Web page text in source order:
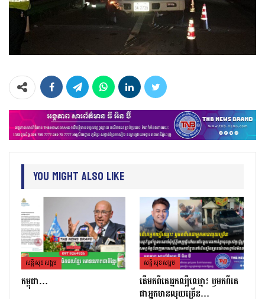
You Might Also Like
សន្តិសុខសង្គម
កម្ពុជា…
សន្តិសុខសង្គម
តេីមកពីគេអ្នកល្បីឈ្មោះ​ ឫមកពីគេ
ជាអ្នកមានលុយច្រេីន​…